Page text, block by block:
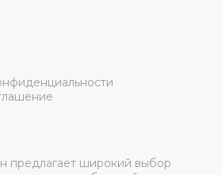
предлагает широкий выбор